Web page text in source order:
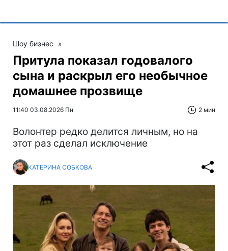
Шоу бизнес »
Притула показал годовалого
сына и раскрыл его необычное
домашнее прозвище
11:40 03.08.2026 Пн 2 мин
Волонтер редко делится личным, но на
этот раз сделал исключение
КАТЕРИНА СОБКОВА